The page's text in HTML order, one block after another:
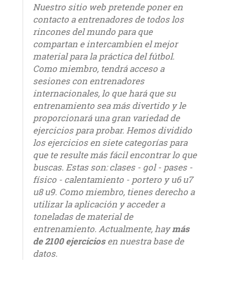
Nuestro sitio web pretende poner en
contacto a entrenadores de todos los
rincones del mundo para que
compartan e intercambien el mejor
material para la práctica del fútbol.
Como miembro, tendrá acceso a
sesiones con entrenadores
internacionales, lo que hará que su
entrenamiento sea más divertido y le
proporcionará una gran variedad de
ejercicios para probar. Hemos dividido
los ejercicios en siete categorías para
que te resulte más fácil encontrar lo que
buscas. Estas son: clases - gol - pases -
físico - calentamiento - portero y u6 u7
u8 u9. Como miembro, tienes derecho a
utilizar la aplicación y acceder a
toneladas de material de
entrenamiento. Actualmente, haymás
de 2100 ejerciciosen nuestra base de
datos.